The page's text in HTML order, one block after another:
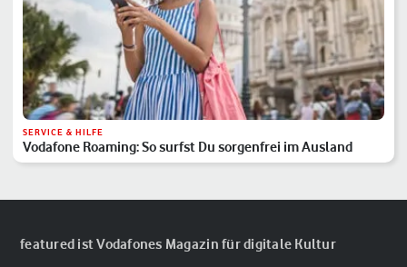
SERVICE & HILFE
Vodafone Roaming: So surfst Du sorgenfrei im Ausland
featured ist Vodafones Magazin für digitale Kultur